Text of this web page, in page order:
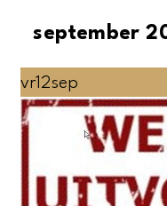
september
vr12sep